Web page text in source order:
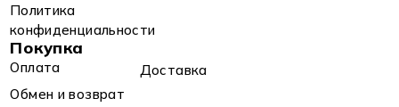
Политика
конфиденциальности
Покупка
Оплата
Доставка
Обмен и возврат